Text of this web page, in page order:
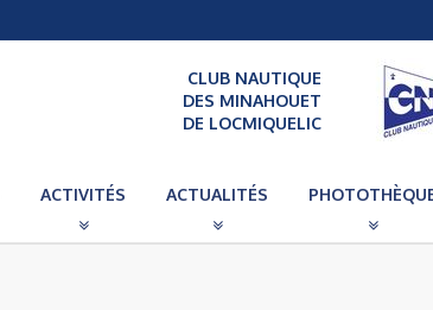
CLUB NAUTIQUE
DES MINAHOUET
DE LOCMIQUELIC
ACTIVITÉS ACTUALITÉS